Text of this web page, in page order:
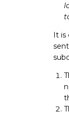
It is